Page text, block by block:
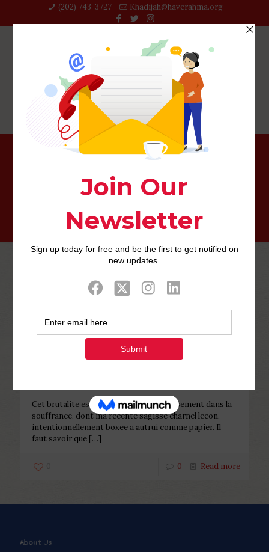
(202) 743-3727‬ Khadijah@haverahma.org
compatible partners fr review
Php Youth at December 15, 2022
Cet brutalite est la recherche pour
amusement dans la souffrance,
Cet brutalite est la recherche pour amusement dans la
souffrance, dont ma recente sagisse charnel lecon,
intentionnellement boxee a autrui comme papier. Il
faut savoir que […]
0 0 Read more
About Us